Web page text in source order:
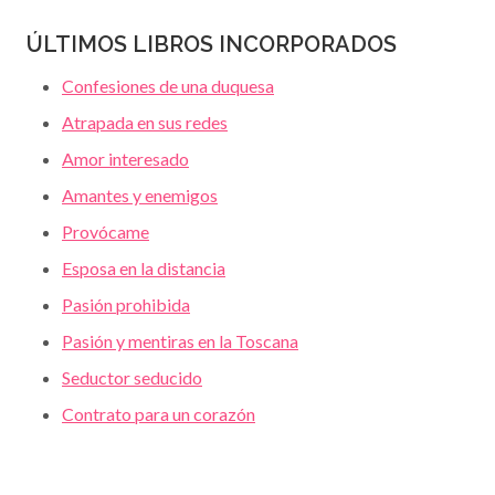
ÚLTIMOS LIBROS INCORPORADOS
Confesiones de una duquesa
Atrapada en sus redes
Amor interesado
Amantes y enemigos
Provócame
Esposa en la distancia
Pasión prohibida
Pasión y mentiras en la Toscana
Seductor seducido
Contrato para un corazón